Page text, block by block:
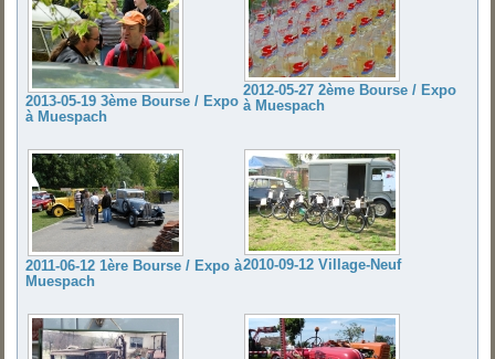
2013-05-19 3ème Bourse / Expo
à Muespach
2012-05-27 2ème Bourse / Expo
à Muespach
2011-06-12 1ère Bourse / Expo à
Muespach
2010-09-12 Village-Neuf